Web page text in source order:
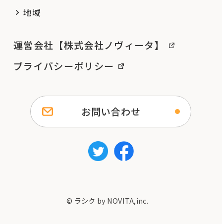
地域
運営会社【株式会社ノヴィータ】
プライバシーポリシー
お問い合わせ
© ラシク by NOVITA,inc.